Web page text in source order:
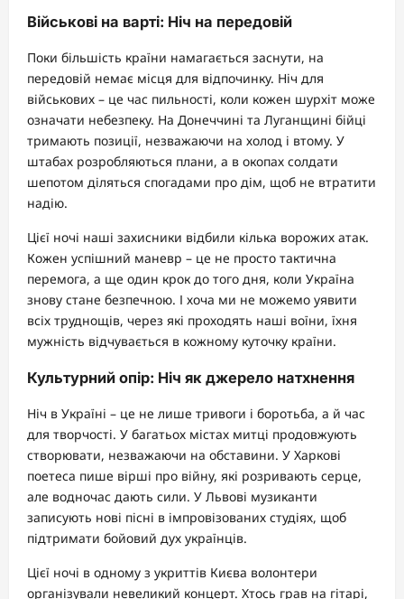
Військові на варті: Ніч на передовій
Поки більшість країни намагається заснути, на
передовій немає місця для відпочинку. Ніч для
військових – це час пильності, коли кожен шурхіт може
означати небезпеку. На Донеччині та Луганщині бійці
тримають позиції, незважаючи на холод і втому. У
штабах розробляються плани, а в окопах солдати
шепотом діляться спогадами про дім, щоб не втратити
надію.
Цієї ночі наші захисники відбили кілька ворожих атак.
Кожен успішний маневр – це не просто тактична
перемога, а ще один крок до того дня, коли Україна
знову стане безпечною. І хоча ми не можемо уявити
всіх труднощів, через які проходять наші воїни, їхня
мужність відчувається в кожному куточку країни.
Культурний опір: Ніч як джерело натхнення
Ніч в Україні – це не лише тривоги і боротьба, а й час
для творчості. У багатьох містах митці продовжують
створювати, незважаючи на обставини. У Харкові
поетеса пише вірші про війну, які розривають серце,
але водночас дають сили. У Львові музиканти
записують нові пісні в імпровізованих студіях, щоб
підтримати бойовий дух українців.
Цієї ночі в одному з укриттів Києва волонтери
організували невеликий концерт. Хтось грав на гітарі,